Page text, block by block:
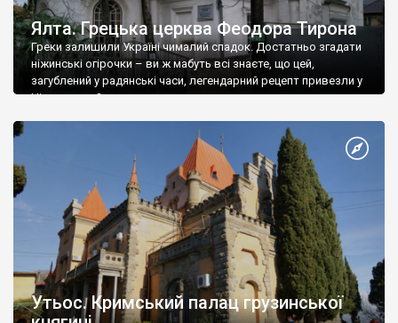
Ялта. Грецька церква Феодора Тирона
Греки залишили Україні чималий спадок. Достатньо згадати
ніжинські огірочки – ви ж мабуть всі знаєте, що цей,
загублений у радянські часи, легендарний рецепт привезли у
Ніжин греки?
Утьос. Кримський палац грузинської